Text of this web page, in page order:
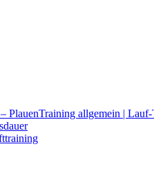
PlauenTraining allgemein |